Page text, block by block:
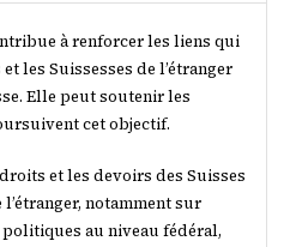
à renforcer les liens qui
les Suissesses de l’étranger
Elle peut soutenir les
cet objectif.
et les devoirs des Suisses
l’étranger, notamment sur
politiques au niveau fédéral,